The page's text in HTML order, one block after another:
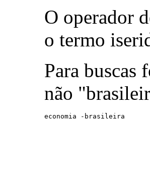
O operador
o termo
Para buscas
não
economia -brasileira